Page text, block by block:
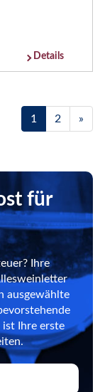
Details
1 2 »
für
Ihre
ausgewählte
Ihre erste